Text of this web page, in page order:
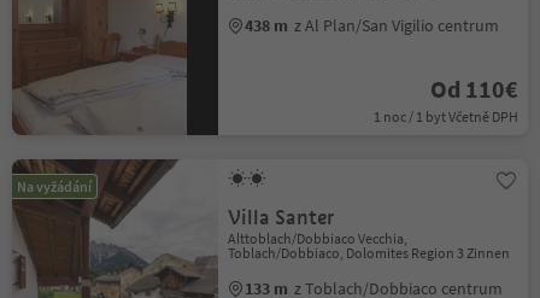
438 m z Al Plan/San Vigilio centrum
Od 110€
1 noc / 1 byt Včetně DPH
Na vyžádání
Villa Santer
Alttoblach/Dobbiaco Vecchia,
Toblach/Dobbiaco, Dolomites Region 3 Zinnen
133 m z Toblach/Dobbiaco centrum